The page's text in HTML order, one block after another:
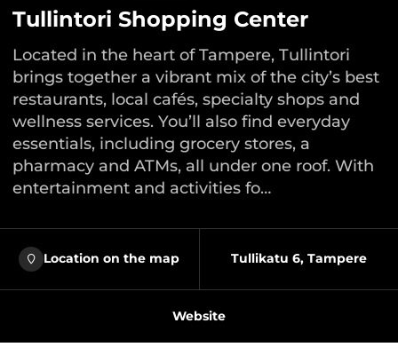
Tullintori Shopping Center
Located in the heart of Tampere, Tullintori
brings together a vibrant mix of the city’s best
restaurants, local cafés, specialty shops and
wellness services. You’ll also find everyday
essentials, including grocery stores, a
pharmacy and ATMs, all under one roof. With
entertainment and activities fo…
Location on the map Tullikatu 6, Tampere
Website